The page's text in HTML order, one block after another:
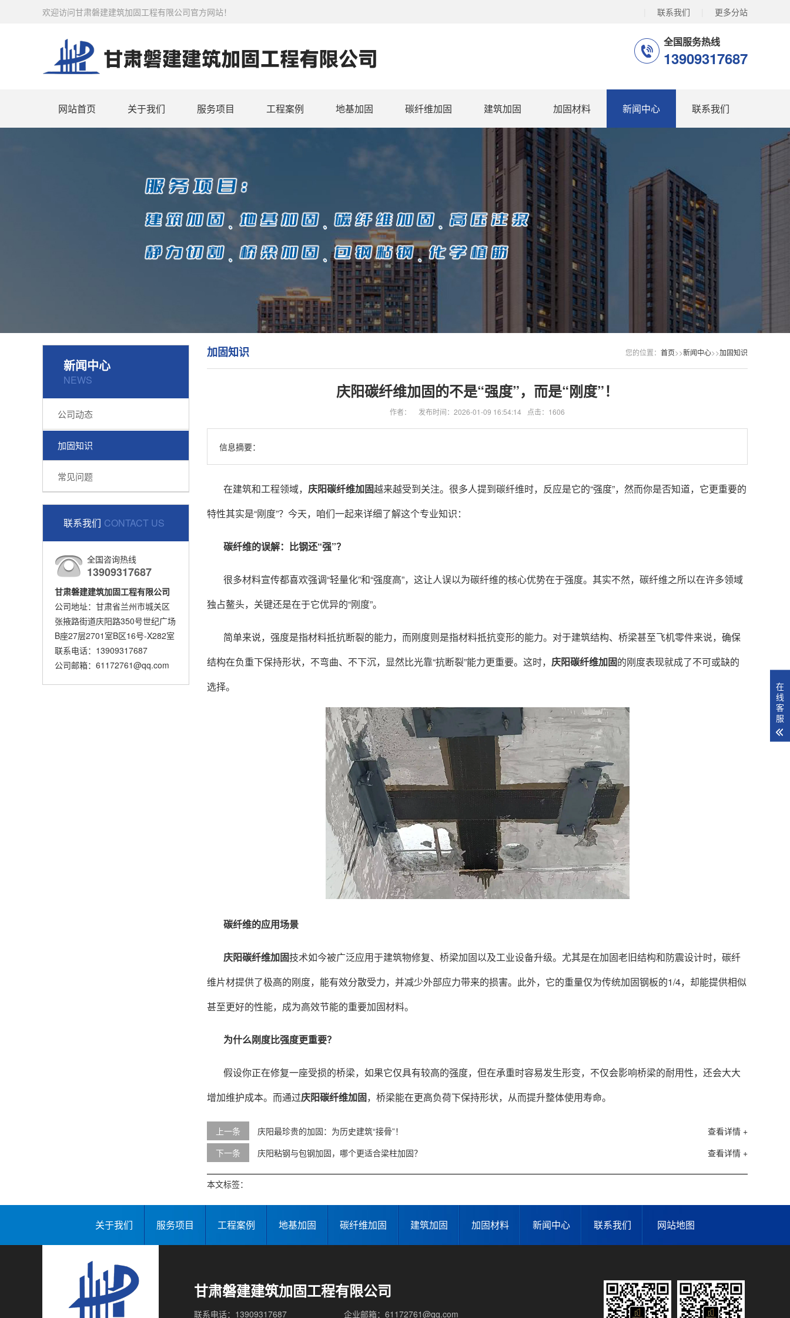
联系我们 更多分站
欢迎访问甘肃磐建建筑加固工程有限公司官方网站！
全国服务热线
13909317687
网站首页 关于我们 服务项目 工程案例 地基加固 碳纤维加固 建筑加固 加固材料 新闻中心 联系我们
新闻中心
NEWS
公司动态
加固知识
常见问题
联系我们 CONTACT US
全国咨询热线
13909317687
甘肃磐建建筑加固工程有限公司
公司地址：甘肃省兰州市城关区
张掖路街道庆阳路350号世纪广场
B座27层2701室B区16号-X282室
联系电话：13909317687
公司邮箱：61172761@qq.com
您的位置： 首页>>新闻中心>>加固知识
加固知识
庆阳碳纤维加固的不是“强度”，而是“刚度”！
作者： 发布时间：2026-01-09 16:54:14 点击：1606
信息摘要：
在建筑和工程领域， 庆阳碳纤维加固越来越受到关注。很多人提到碳纤维时，反应是它的“强度”，然而你是否知道，它更重要的
特性其实是“刚度”？今天，咱们一起来详细了解这个专业知识：
碳纤维的误解：比钢还“强”？
很多材料宣传都喜欢强调“轻量化”和“强度高”，这让人误以为碳纤维的核心优势在于强度。其实不然，碳纤维之所以在许多领域
独占鳌头，关键还是在于它优异的“刚度”。
简单来说，强度是指材料抵抗断裂的能力，而刚度则是指材料抵抗变形的能力。对于建筑结构、桥梁甚至飞机零件来说，确保
结构在负重下保持形状，不弯曲、不下沉，显然比光靠“抗断裂”能力更重要。这时， 庆阳碳纤维加固的刚度表现就成了不可或缺的
选择。
碳纤维的应用场景
庆阳碳纤维加固技术如今被广泛应用于建筑物修复、桥梁加固以及工业设备升级。尤其是在加固老旧结构和防震设计时，碳纤
维片材提供了极高的刚度，能有效分散受力，并减少外部应力带来的损害。此外，它的重量仅为传统加固钢板的1/4，却能提供相似
甚至更好的性能，成为高效节能的重要加固材料。
为什么刚度比强度更重要？
假设你正在修复一座受损的桥梁，如果它仅具有较高的强度，但在承重时容易发生形变，不仅会影响桥梁的耐用性，还会大大
增加维护成本。而通过庆阳碳纤维加固，桥梁能在更高负荷下保持形状，从而提升整体使用寿命。
上一条 查看详情 +
庆阳最珍贵的加固：为历史建筑“接骨”！
下一条
查看详情 +
庆阳粘钢与包钢加固，哪个更适合梁柱加固？
本文标签：
关于我们 服务项目 工程案例 地基加固 碳纤维加固 建筑加固 加固材料 新闻中心 联系我们 网站地图
甘肃磐建建筑加固工程有限公司
联系电话：13909317687 企业邮箱：61172761@qq.com
在
线
客
服